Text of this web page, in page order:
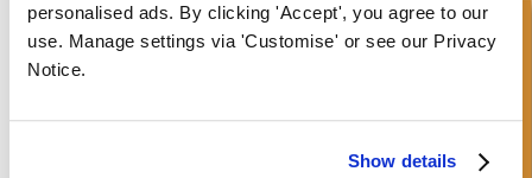
personalised ads. By clicking 'Accept', you agree to our
use. Manage settings via 'Customise' or see our Privacy
Notice.
Show details Snel onderzoek